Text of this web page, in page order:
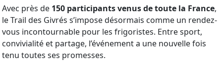
Avec près de 150 participants venus de toute la France,
le Trail des Givrés s’impose désormais comme un rendez-
vous incontournable pour les frigoristes. Entre sport,
convivialité et partage, l’événement a une nouvelle fois
tenu toutes ses promesses.